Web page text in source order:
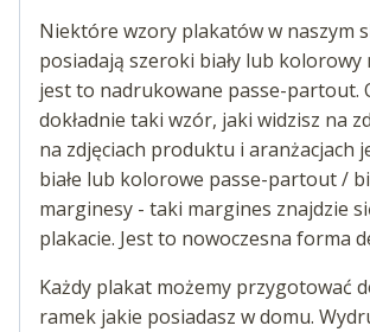
Niektóre wzory plakatów w naszym
posiadają szeroki biały lub kolorowy
jest to nadrukowane passe-partout.
dokładnie taki wzór, jaki widzisz na
na zdjęciach produktu i aranżacjach
białe lub kolorowe passe-partout /
marginesy - taki margines znajdzie
plakacie. Jest to nowoczesna forma
Każdy plakat możemy przygotować
ramek jakie posiadasz w domu.